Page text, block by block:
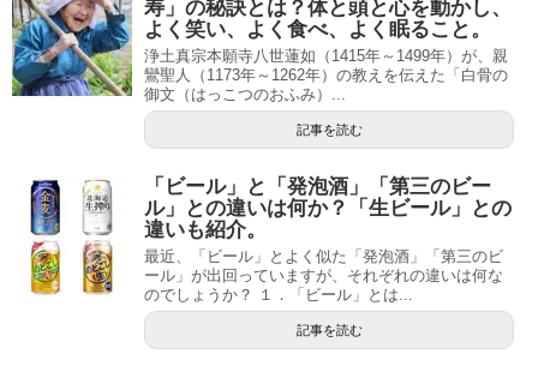
寿」の秘訣とは？体と頭と心を動かし、
よく笑い、よく食べ、よく眠ること。
浄土真宗本願寺八世蓮如（1415年～1499年）が、親
鸞聖人（1173年～1262年）の教えを伝えた「白骨の
御文（はっこつのおふみ）...
記事を読む
「ビール」と「発泡酒」「第三のビー
ル」との違いは何か？「生ビール」との
違いも紹介。
最近、「ビール」とよく似た「発泡酒」「第三のビ
ール」が出回っていますが、それぞれの違いは何な
のでしょうか？ １．「ビール」とは...
記事を読む